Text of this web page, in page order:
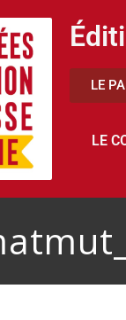
LE
LE